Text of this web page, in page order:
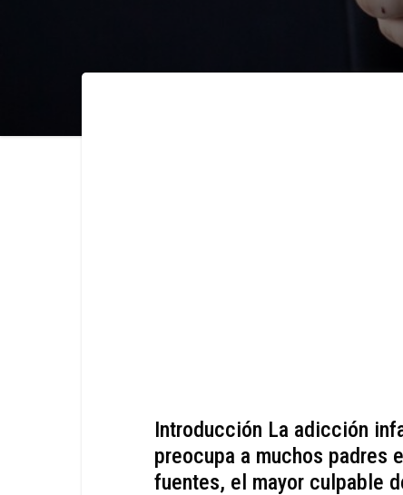
Introducción La adicción
preocupa a muchos padres
fuentes, el mayor culpable